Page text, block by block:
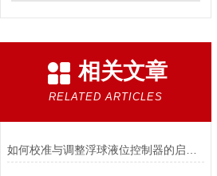
相关文章
RELATED ARTICLES